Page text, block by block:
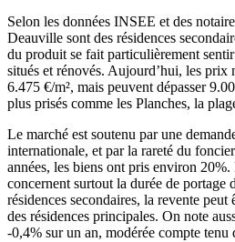
Selon les données INSEE et des
Deauville sont des résidences
du produit se fait particulièrement
situés et rénovés. Aujourd’hui, les prix
6.475 €/m², mais peuvent dépasser
plus prisés comme les Planches, la
Le marché est soutenu par une
internationale, et par la rareté du
années, les biens ont pris environ
concernent surtout la durée de portage
résidences secondaires, la revente
des résidences principales. On note
-0,4% sur un an, modérée compte tenu